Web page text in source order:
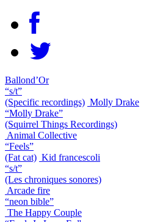
Ballond’Or
“s/t”
(Specific recordings) Molly Drake
“Molly Drake”
(Squirrel Things Recordings)
Animal Collective
“Feels”
(Fat cat) Kid francescoli
“s/t”
(Les chroniques sonores)
Arcade fire
“neon bible”
The Happy Couple